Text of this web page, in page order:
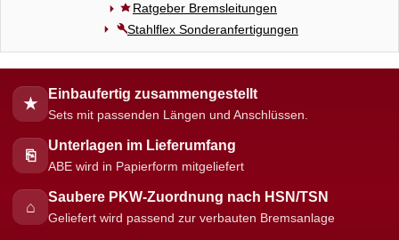
Ratgeber Bremsleitungen
Stahlflex Sonderanfertigungen
★
Einbaufertig zusammengestellt
Sets mit passenden Längen und Anschlüssen.
⎘
Unterlagen im Lieferumfang
ABE wird in Papierform mitgeliefert
⌂
Saubere PKW-Zuordnung nach HSN/TSN
Geliefert wird passend zur verbauten Bremsanlage